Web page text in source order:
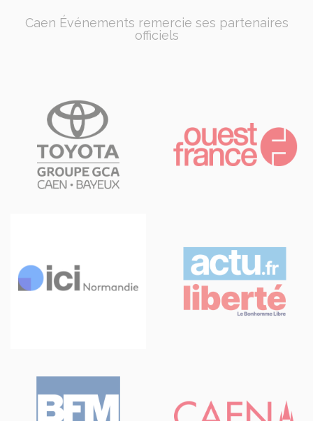
Caen Événements remercie ses partenaires
officiels